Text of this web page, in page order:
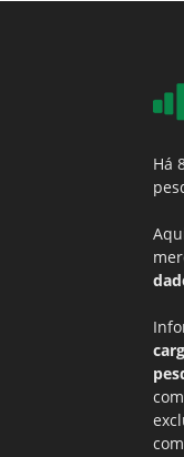
Há